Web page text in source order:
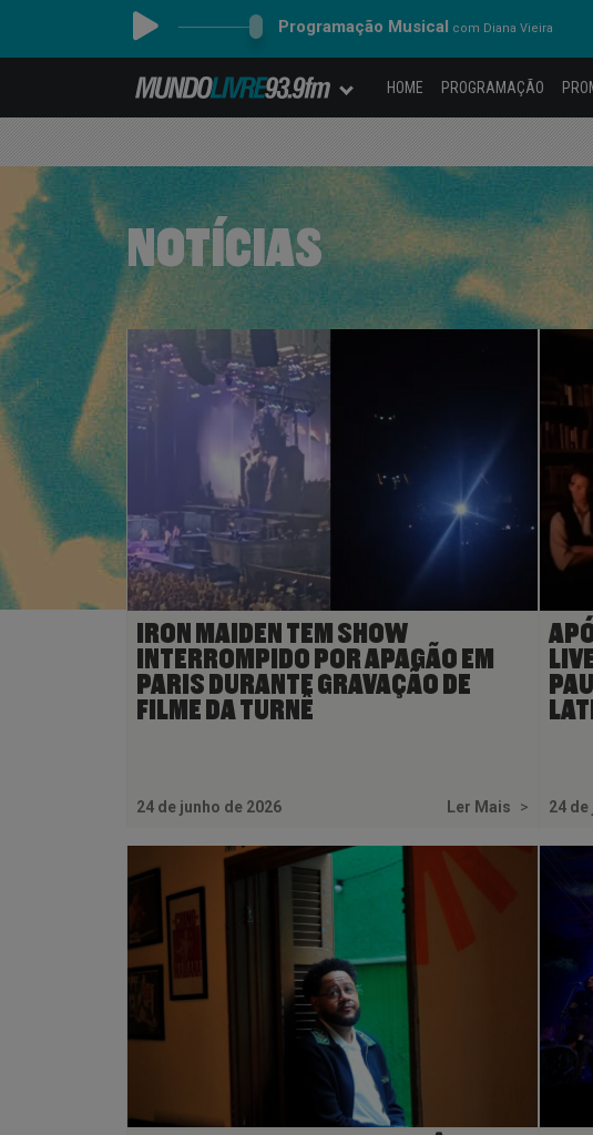
Programação Musical com Diana Vieira
HOME PROGRAMAÇÃO
NOTÍCIAS
IRON MAIDEN TEM SHOW
INTERROMPIDO POR APAGÃO EM
PARIS DURANTE GRAVAÇÃO DE
FILME DA TURNÊ
24 de junho de 2026 Ler Mais > 24 de